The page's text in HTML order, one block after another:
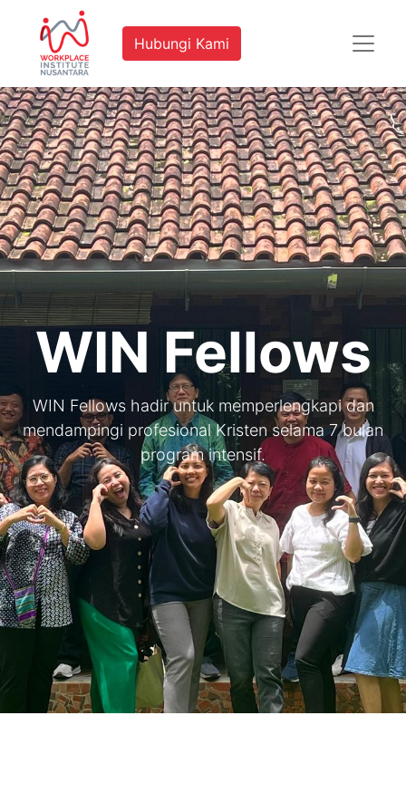
Hubungi Kami
WIN Fellows
WIN Fellows hadir untuk memperlengkapi dan
mendampingi profesional Kristen selama 7 bulan
program intensif.